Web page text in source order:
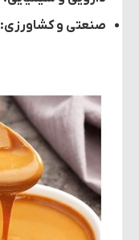
صنعتی و کشاورزی: